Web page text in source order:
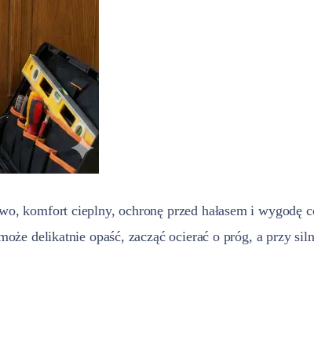
komfort cieplny, ochronę przed hałasem i wygodę
delikatnie opaść, zacząć ocierać o próg, a przy